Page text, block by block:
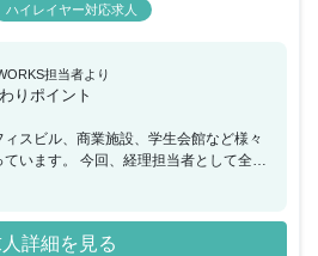
ハイレイヤー対応求人
担当者より
りポイント
スビル、商業施設、学生会館など様々
います。 今回、経理担当者として全社
任せできる方を募集することとなりま
務内容となっております。 入社後は、
役職者候補としてご活躍いただける方を
詳細を見る